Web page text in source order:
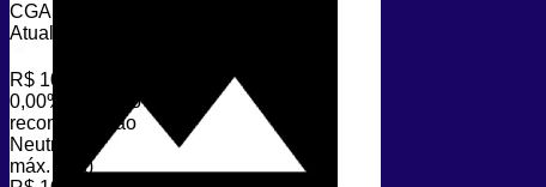
CGAS3
Atualizado em 05/08/2026 às 17h43
R$ 104,00
0,00%
variação (dia)
recomendação
Neutro
máx. (dia)